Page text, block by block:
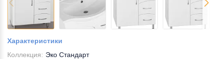
Характеристики
Коллекция: Эко Стандарт